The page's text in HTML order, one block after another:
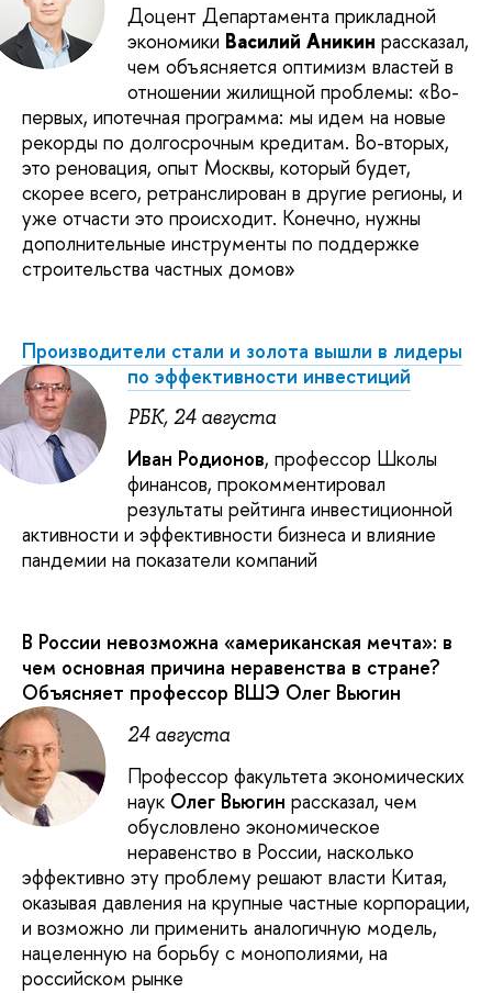
Доцент Департамента прикладной
экономики Василий Аникин рассказал,
чем объясняется оптимизм властей в
отношении жилищной проблемы: «Во-
первых, ипотечная программа: мы идем на новые
рекорды по долгосрочным кредитам. Во-вторых,
это реновация, опыт Москвы, который будет,
скорее всего, ретранслирован в другие регионы, и
уже отчасти это происходит. Конечно, нужны
дополнительные инструменты по поддержке
строительства частных домов»
Производители стали и золота вышли в лидеры
по эффективности инвестиций
РБК, 24 августа
Иван Родионов, профессор Школы
финансов, прокомментировал
результаты рейтинга инвестиционной
активности и эффективности бизнеса и влияние
пандемии на показатели компаний
В России невозможна «американская мечта»: в
чем основная причина неравенства в стране?
Объясняет профессор ВШЭ Олег Вьюгин
24 августа
Профессор факультета экономических
наук Олег Вьюгин рассказал, чем
обусловлено экономическое
неравенство в России, насколько
эффективно эту проблему решают власти Китая,
оказывая давления на крупные частные корпорации,
и возможно ли применить аналогичную модель,
нацеленную на борьбу с монополиями, на
российском рынке